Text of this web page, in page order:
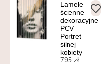
Lamele
ścienne
dekoracyjne
PCV
Portret
silnej
kobiety
795 zł